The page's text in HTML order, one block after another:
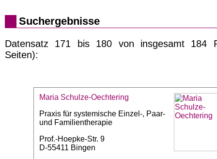
Suchergebnisse
Datensatz 171 bis 180 von insgesamt 184
Seiten):
Maria Schulze-Oechtering
Praxis für systemische Einzel-, Paar-
und Familientherapie
Prof.-Hoepke-Str. 9
D-55411 Bingen